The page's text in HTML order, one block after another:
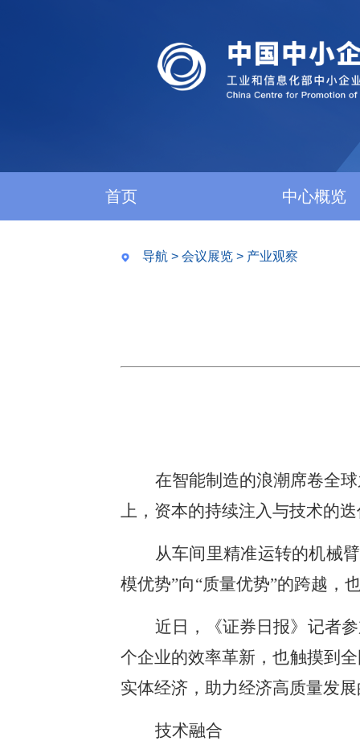
首页 中心概览
导航 > 会议展览 > 产业观察
在智能制造的浪潮席卷全
上，资本的持续注入与技术的
从车间里精准运转的机械
模优势”向“质量优势”的跨越，
近日，《证券日报》记者
个企业的效率革新，也触摸到
实体经济，助力经济高质量发
技术融合